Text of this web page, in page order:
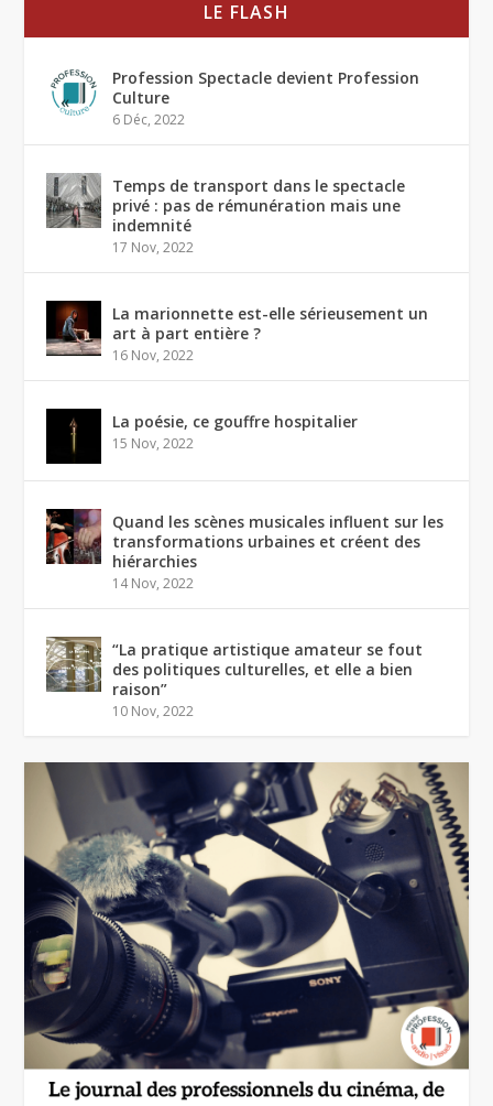
LE FLASH
Profession Spectacle devient Profession
Culture
6 Déc, 2022
Temps de transport dans le spectacle
privé : pas de rémunération mais une
indemnité
17 Nov, 2022
La marionnette est-elle sérieusement un
art à part entière ?
16 Nov, 2022
La poésie, ce gouffre hospitalier
15 Nov, 2022
Quand les scènes musicales influent sur les
transformations urbaines et créent des
hiérarchies
14 Nov, 2022
“La pratique artistique amateur se fout
des politiques culturelles, et elle a bien
raison”
10 Nov, 2022